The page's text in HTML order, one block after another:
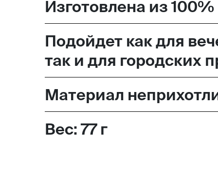
Изготовлена из
Подойдет как для
так и для городских
Материал
Вес: 77 г